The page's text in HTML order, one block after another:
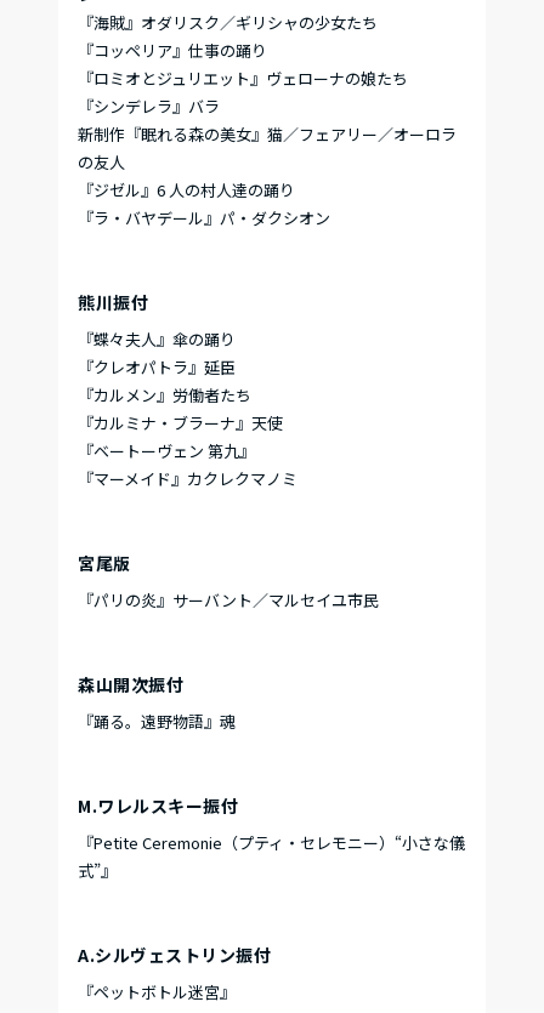
『海賊』オダリスク／ギリシャの少女たち
『コッペリア』仕事の踊り
『ロミオとジュリエット』 ヴェローナの娘たち
『シンデレラ』バラ
新制作『眠れる森の美女』猫／フェアリー／オーロラ
の友人
『ジゼル』6 人の村人達の踊り
『ラ・バヤデール』パ・ダクシオン
熊川振付
『蝶々夫人』傘の踊り
『クレオパトラ』延臣
『カルメン』 労働者たち
『カルミナ・ブラーナ』天使
『ベートーヴェン 第九』
『マーメイド』カクレクマノミ
宮尾版
『パリの炎』サーバント／マルセイユ市民
森山開次振付
『踊る。遠野物語』魂
M.ワレルスキー振付
『Petite Ceremonie（プティ・セレモニー）“小さな儀
式”』
A.シルヴェストリン振付
『ペットボトル迷宮』